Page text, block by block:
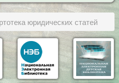
юридических статей